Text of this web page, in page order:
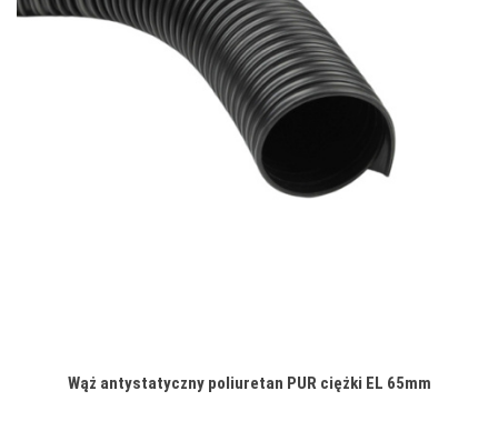
Wąż antystatyczny poliuretan PUR ciężki EL 65mm